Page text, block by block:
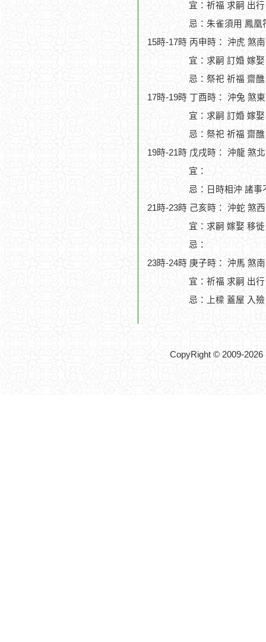
宜：祈福 求嗣 出
忌：朱雀須用 鳳凰
15時-17時 丙申時： 沖虎 煞
宜：求嗣 訂婚 嫁
忌：祭祀 祈福 齋
17時-19時 丁酉時： 沖兔 煞
宜：求嗣 訂婚 嫁
忌：祭祀 祈福 齋
19時-21時 戊戌時： 沖龍 煞
宜：
忌：日時相沖 諸事
21時-23時 己亥時： 沖蛇 煞
宜：求嗣 嫁娶 移
忌：
23時-24時 庚子時： 沖馬 煞
宜：祈福 求嗣 出
忌：上樑 蓋屋 入殮
CopyRight © 2009-2026